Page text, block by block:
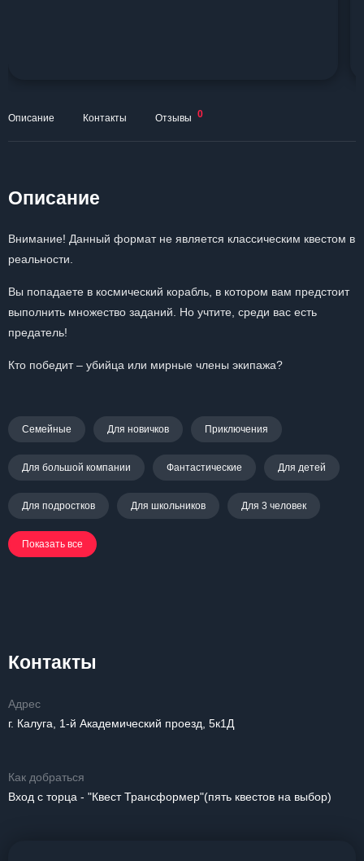
Описание Контакты Отзывы 0
Описание
Внимание! Данный формат не является классическим квестом в
реальности.
Вы попадаете в космический корабль, в котором вам предстоит
выполнить множество заданий. Но учтите, среди вас есть
предатель!
Кто победит – убийца или мирные члены экипажа?
Семейные Для новичков Приключения
Для большой компании Фантастические Для детей
Для подростков Для школьников Для 3 человек
Показать все
Контакты
Адрес
г. Калуга, 1-й Академический проезд, 5к1Д
Как добраться
Вход с торца - "Квест Трансформер"(пять квестов на выбор)